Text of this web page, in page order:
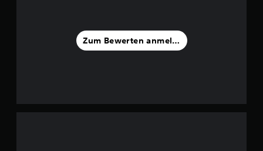
5
Zum Bewerten anmelden